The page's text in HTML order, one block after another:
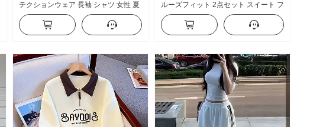
テクションウェア 長袖 シャツ 女性 夏
服 ルーズフィット カジュアル ルーズ
長袖 シングル シャツ
ルーズフィット 2点セット スイート フ
レッシュ